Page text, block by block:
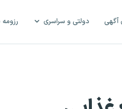
دولتی و سراسری رزومه